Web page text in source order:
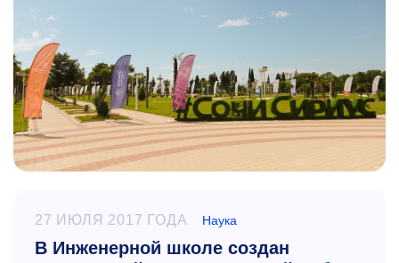
27 ИЮЛЯ 2017 ГОДА Наука
В Инженерной школе создан